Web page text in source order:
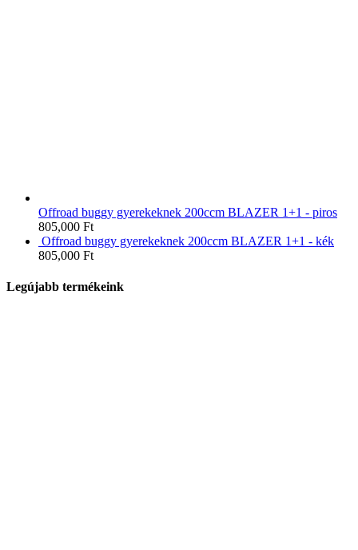
Offroad buggy gyerekeknek 200ccm BLAZER 1+1 - piros
805,000 Ft
Offroad buggy gyerekeknek 200ccm BLAZER 1+1 - kék
805,000 Ft
Legújabb termékeink